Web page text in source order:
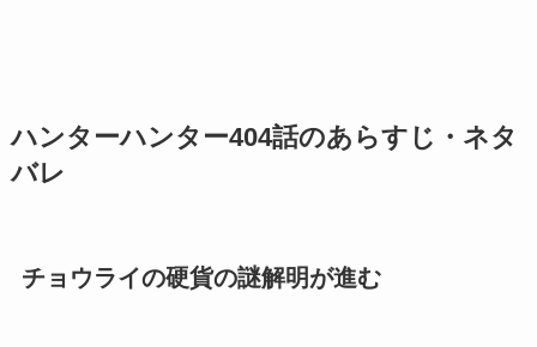
ハンターハンター404話のあらすじ・ネタ
バレ
チョウライの硬貨の謎解明が進む